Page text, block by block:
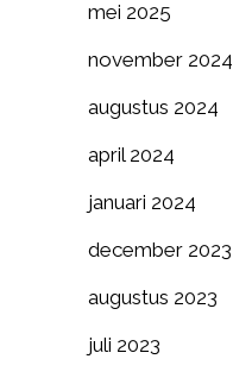
mei 2025
november 2024
augustus 2024
april 2024
januari 2024
december 2023
augustus 2023
juli 2023